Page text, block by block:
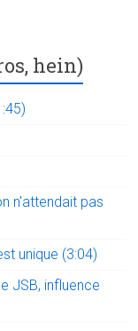
hein)
n'attendait pas
unique (3:04)
JSB, influence